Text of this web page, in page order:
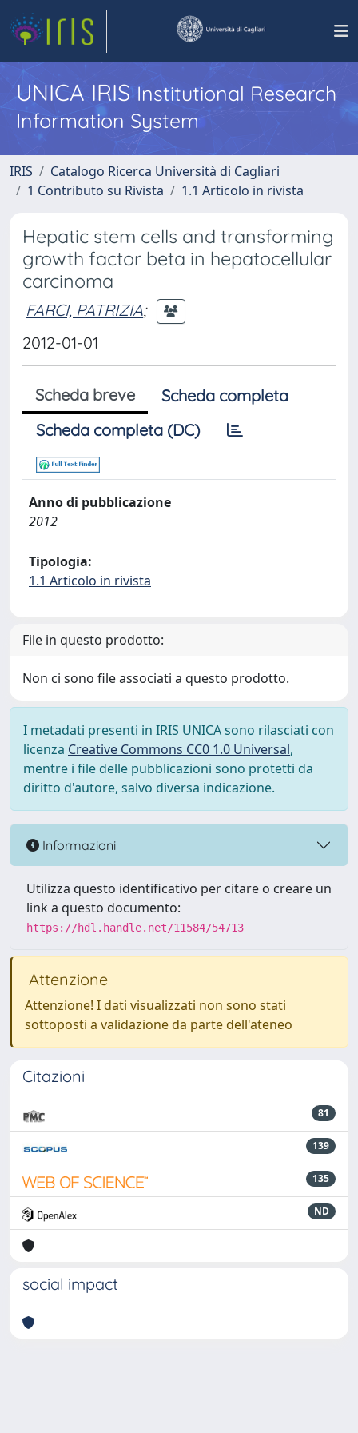
UNICA IRISInstitutional Research
Information System
IRIS
Catalogo Ricerca Università di Cagliari
1 Contributo su Rivista
1.1 Articolo in rivista
Hepatic stem cells and transforming
growth factor beta in hepatocellular
carcinoma
FARCI, PATRIZIA;
2012-01-01
Scheda breve
Scheda completa
Scheda completa (DC)
Anno di pubblicazione
2012
Tipologia:
1.1 Articolo in rivista
File in questo prodotto:
Non ci sono file associati a questo prodotto.
I metadati presenti in IRIS UNICA sono rilasciati con
licenza Creative Commons CC0 1.0 Universal,
mentre i file delle pubblicazioni sono protetti da
diritto d'autore, salvo diversa indicazione.
Informazioni
Utilizza questo identificativo per citare o creare un
link a questo documento:
https://hdl.handle.net/11584/54713
Attenzione
Attenzione! I dati visualizzati non sono stati
sottoposti a validazione da parte dell'ateneo
Citazioni
81
139
135
ND
social impact